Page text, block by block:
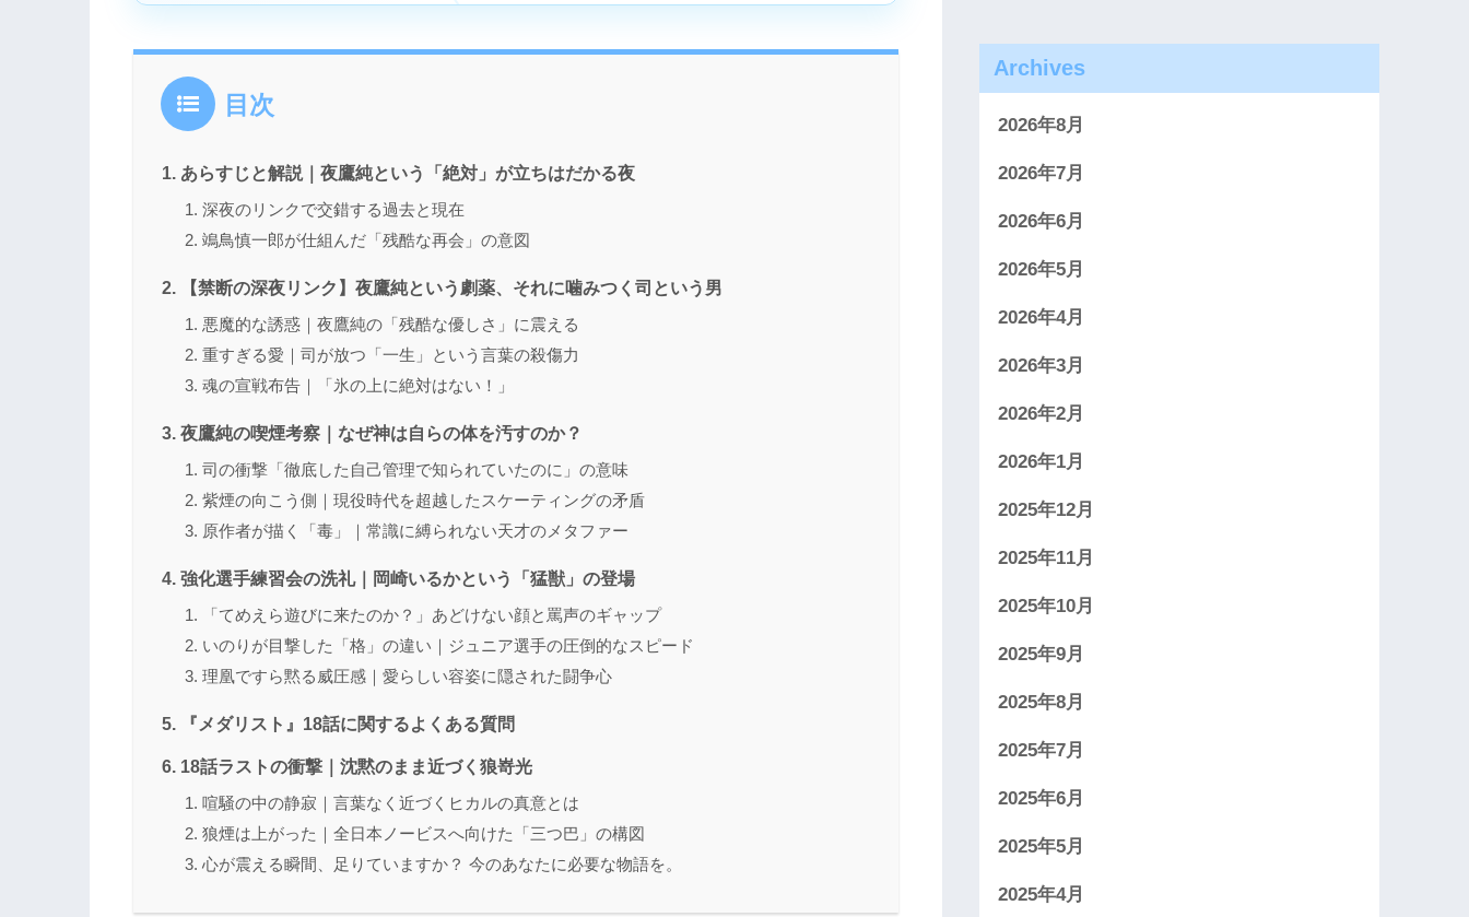
目次
あらすじと解説｜夜鷹純という「絶対」が立ちはだかる夜
深夜のリンクで交錯する過去と現在
鴗鳥慎一郎が仕組んだ「残酷な再会」の意図
【禁断の深夜リンク】夜鷹純という劇薬、それに噛みつく司という男
悪魔的な誘惑｜夜鷹純の「残酷な優しさ」に震える
重すぎる愛｜司が放つ「一生」という言葉の殺傷力
魂の宣戦布告｜「氷の上に絶対はない！」
夜鷹純の喫煙考察｜なぜ神は自らの体を汚すのか？
司の衝撃「徹底した自己管理で知られていたのに」の意味
紫煙の向こう側｜現役時代を超越したスケーティングの矛盾
原作者が描く「毒」｜常識に縛られない天才のメタファー
強化選手練習会の洗礼｜岡崎いるかという「猛獣」の登場
「てめえら遊びに来たのか？」あどけない顔と罵声のギャップ
いのりが目撃した「格」の違い｜ジュニア選手の圧倒的なスピード
理凰ですら黙る威圧感｜愛らしい容姿に隠された闘争心
『メダリスト』18話に関するよくある質問
18話ラストの衝撃｜沈黙のまま近づく狼嵜光
喧騒の中の静寂｜言葉なく近づくヒカルの真意とは
狼煙は上がった｜全日本ノービスへ向けた「三つ巴」の構図
心が震える瞬間、足りていますか？ 今のあなたに必要な物語を。
Archives
2026年8月
2026年7月
2026年6月
2026年5月
2026年4月
2026年3月
2026年2月
2026年1月
2025年12月
2025年11月
2025年10月
2025年9月
2025年8月
2025年7月
2025年6月
2025年5月
2025年4月